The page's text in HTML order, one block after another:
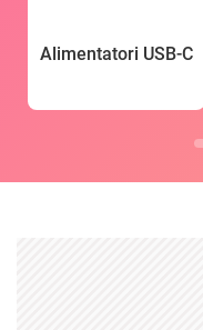
Alimentatori USB-C